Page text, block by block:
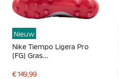
Nieuw
Nike Tiempo Ligera Pro
(FG) Gras
Goud Felrood
€ 149,99